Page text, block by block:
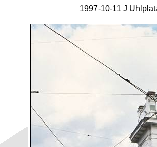
1997-10-11 J